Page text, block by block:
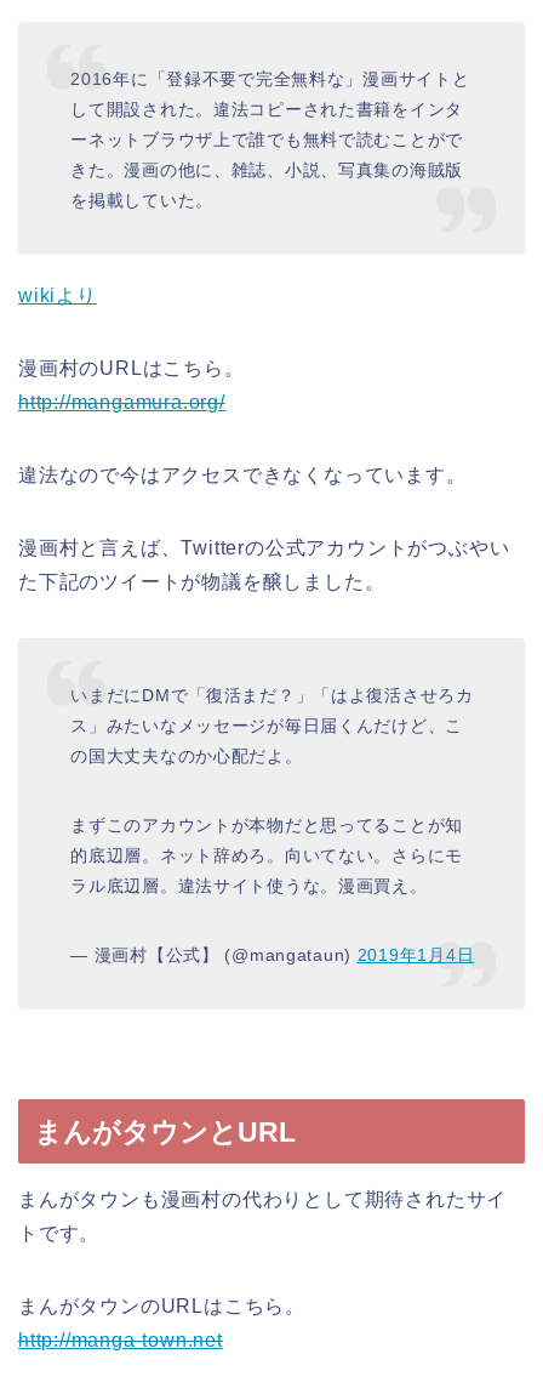
2016年に「登録不要で完全無料な」漫画サイトと
して開設された。違法コピーされた書籍をインタ
ーネットブラウザ上で誰でも無料で読むことがで
きた。漫画の他に、雑誌、小説、写真集の海賊版
を掲載していた。
wikiより
漫画村のURLはこちら。
http://mangamura.org/
違法なので今はアクセスできなくなっています。
漫画村と言えば、Twitterの公式アカウントがつぶやい
た下記のツイートが物議を醸しました。
いまだにDMで「復活まだ？」「はよ復活させろカ
ス」みたいなメッセージが毎日届くんだけど、こ
の国大丈夫なのか心配だよ。
まずこのアカウントが本物だと思ってることが知
的底辺層。ネット辞めろ。向いてない。さらにモ
ラル底辺層。違法サイト使うな。漫画買え。
— 漫画村【公式】 (@mangataun) 2019年1月4日
まんがタウンとURL
まんがタウンも漫画村の代わりとして期待されたサイ
トです。
まんがタウンのURLはこちら。
http://manga-town.net